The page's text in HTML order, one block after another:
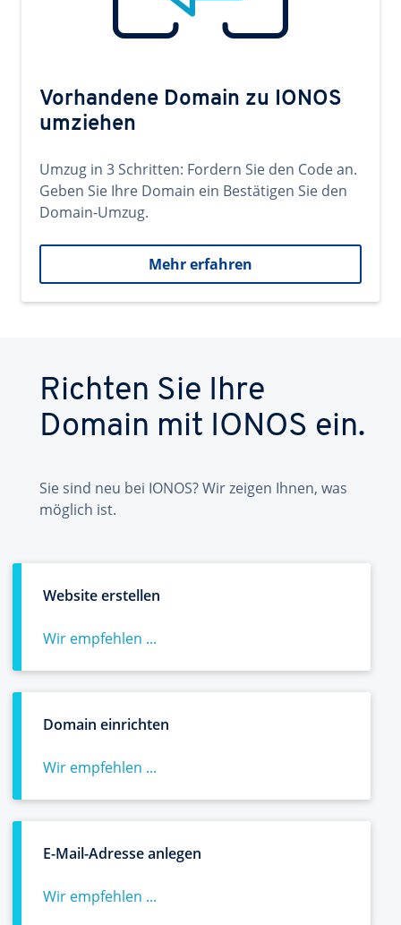
Vorhandene Domain zu IONOS
umziehen
Umzug in 3 Schritten: Fordern Sie den Code an.
Geben Sie Ihre Domain ein Bestätigen Sie den
Domain-Umzug.
Mehr erfahren
Richten Sie Ihre
Domain mit IONOS ein.
Sie sind neu bei IONOS? Wir zeigen Ihnen, was
möglich ist.
Website erstellen
Wir empfehlen ...
Domain einrichten
Wir empfehlen ...
E-Mail-Adresse anlegen
Wir empfehlen ...